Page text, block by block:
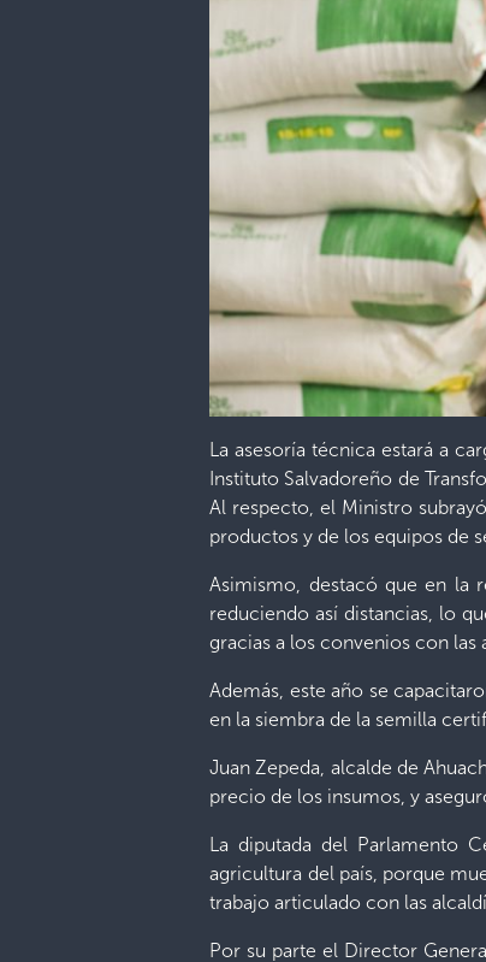
La asesoría técnica estará a
Instituto Salvadoreño de
Al respecto, el Ministro
productos y de los equipos de
Asimismo, destacó que en la
reduciendo así distancias, lo
gracias a los convenios con las
Además, este año se
en la siembra de la semilla
Juan Zepeda, alcalde de
precio de los insumos, y
La diputada del Parlamento
agricultura del país, porque
trabajo articulado con las
Por su parte el Director